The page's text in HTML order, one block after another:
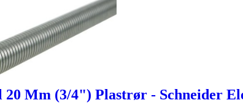
Mm (3/4") Plastrør - Schneider